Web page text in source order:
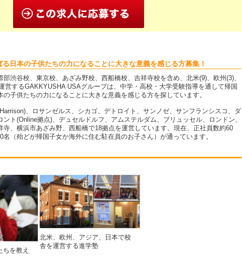
日本の子供たちの力になることに大きな意義を感じる方募集！
渋谷校、東京校、あざみ野校、西船橋校、吉祥寺校を含め、北米(9)、欧州(3)、
営するGAKKYUSHA USAグループは、中学・高校・大学受験指導を通して帰国
子供たちの力になることに大きな意義を感じる方を探しています。
、ロサンゼルス、シカゴ、デトロイト、サンノゼ、サンフランシスコ、ダ
ト(Online拠点)、デュセルドルフ、アムステルダム、ブリュッセル、ロンドン、
寺、横浜市あざみ野、西船橋で18拠点を運営しています。現在、正社員数約60
（殆どが帰国子女か海外に住む駐在員のお子さん）が通っています。
を教え
北米、欧州、アジア、日本で校
舎を運営する進学塾